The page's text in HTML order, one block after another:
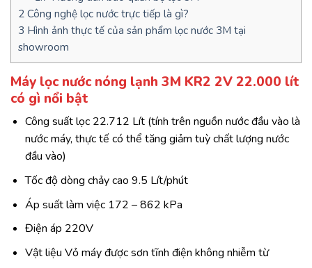
2 Công nghệ lọc nước trực tiếp là gì?
3 Hình ảnh thực tế của sản phẩm lọc nước 3M tại
showroom
Máy lọc nước nóng lạnh 3M KR2 2V 22.000 lít
có gì nổi bật
Công suất lọc 22.712 Lít (tính trên nguồn nước đầu vào là
nước máy, thực tế có thể tăng giảm tuỳ chất lượng nước
đầu vào)
Tốc độ dòng chảy cao 9.5 Lít/phút
Áp suất làm việc 172 – 862 kPa
Điện áp 220V
Vật liệu Vỏ máy được sơn tĩnh điện không nhiễm từ